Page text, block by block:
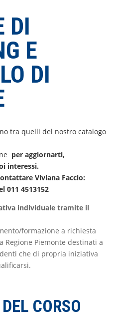
DI
E
DI
tra quelli del nostro catalogo
per aggiornarti,
interessi.
Viviana Faccio:
011 4513152
individuale tramite il
formazione a richiesta
Piemonte destinati a
che di propria iniziativa
CORSO